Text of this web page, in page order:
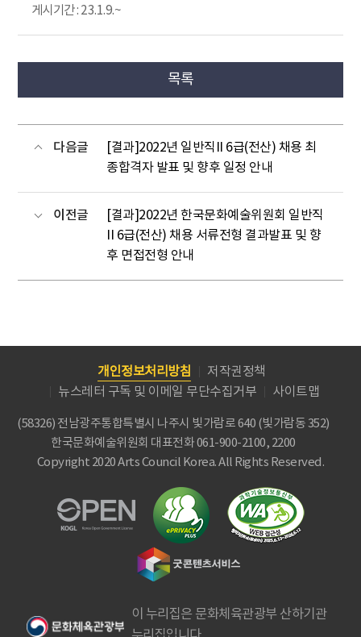
게시기간 : 23.1.9.~
목록
다음글
[결과]2022년 일반직II 6급(전산) 채용 최
종합격자 발표 및 향후 일정 안내
이전글
[결과]2022년 한국문화예술위원회 일반직
II 6급(전산) 채용 서류전형 결과발표 및 향
후 면접전형 안내
개인정보처리방침
저작권정책
뉴스레터 구독 및 이메일 무단수집거부
사이트맵
(58326) 전남광주통합특별시 나주시 빛가람로 640 (빛가람동 352)
한국문화예술위원회 대표전화 061-900-2100, 2200
Copyright 2020 Arts Council Korea. All Rights Reserved.
이 누리집은 문화체육관광부 산하기관